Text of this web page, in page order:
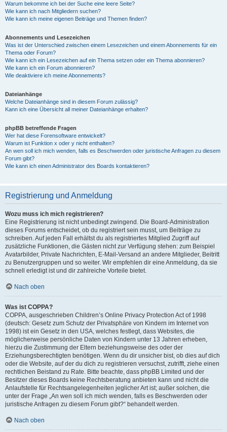
Warum bekomme ich bei der Suche eine leere Seite?
Wie kann ich nach Mitgliedern suchen?
Wie kann ich meine eigenen Beiträge und Themen finden?
Abonnements und Lesezeichen
Was ist der Unterschied zwischen einem Lesezeichen und einem Abonnements für ein
Thema oder Forum?
Wie kann ich ein Lesezeichen auf ein Thema setzen oder ein Thema abonnieren?
Wie kann ich ein Forum abonnieren?
Wie deaktiviere ich meine Abonnements?
Dateianhänge
Welche Dateianhänge sind in diesem Forum zulässig?
Kann ich eine Übersicht all meiner Dateianhänge erhalten?
phpBB betreffende Fragen
Wer hat diese Forensoftware entwickelt?
Warum ist Funktion x oder y nicht enthalten?
An wen soll ich mich wenden, falls es Beschwerden oder juristische Anfragen zu diesem
Forum gibt?
Wie kann ich einen Administrator des Boards kontaktieren?
Registrierung und Anmeldung
Wozu muss ich mich registrieren?
Eine Registrierung ist nicht unbedingt zwingend. Die Board-Administration
dieses Forums entscheidet, ob du registriert sein musst, um Beiträge zu
schreiben. Auf jeden Fall erhältst du als registriertes Mitglied Zugriff auf
zusätzliche Funktionen, die Gästen nicht zur Verfügung stehen: zum Beispiel
Avatarbilder, Private Nachrichten, E-Mail-Versand an andere Mitglieder, Beitritt
zu Benutzergruppen und so weiter. Wir empfehlen dir eine Anmeldung, da sie
schnell erledigt ist und dir zahlreiche Vorteile bietet.
Nach oben
Was ist COPPA?
COPPA, ausgeschrieben Children’s Online Privacy Protection Act of 1998
(deutsch: Gesetz zum Schutz der Privatsphäre von Kindern im Internet von
1998) ist ein Gesetz in den USA, welches festlegt, dass Websites, die
möglicherweise persönliche Daten von Kindern unter 13 Jahren erheben,
hierzu die Zustimmung der Eltern beziehungsweise des oder der
Erziehungsberechtigten benötigen. Wenn du dir unsicher bist, ob dies auf dich
oder die Website, auf der du dich zu registrieren versuchst, zutrifft, ziehe einen
rechtlichen Beistand zu Rate. Bitte beachte, dass phpBB Limited und der
Besitzer dieses Boards keine Rechtsberatung anbieten kann und nicht die
Anlaufstelle für Rechtsangelegenheiten jeglicher Art ist; außer solchen, die
unter der Frage „An wen soll ich mich wenden, falls es Beschwerden oder
juristische Anfragen zu diesem Forum gibt?“ behandelt werden.
Nach oben